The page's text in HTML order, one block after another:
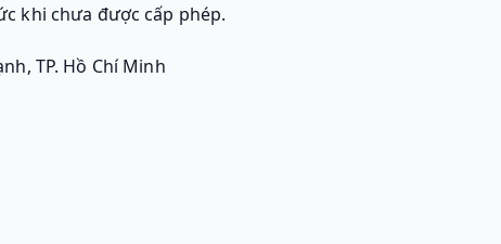
khi chưa được cấp phép.
TP. Hồ Chí Minh